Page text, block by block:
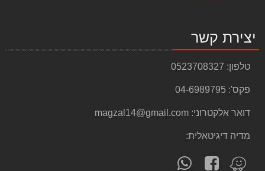
משחזת זווית "4.5 DEWALT 900W DWE4156
1,790.00 ₪
ארגז כלים מתכת + 3 מגירות 93 חלקים
1,480.00 ₪
1,790.00 ₪
יצירת קשר
טלפון: 0523708327
פקס': 04-6989795
דואר אלקטרוני: magzal14@gmail.com
מדיה דיגיטאלית:
מצא
עקוב